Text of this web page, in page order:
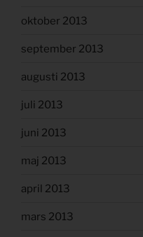
oktober 2013
september 2013
augusti 2013
juli 2013
juni 2013
maj 2013
april 2013
mars 2013